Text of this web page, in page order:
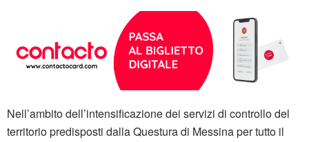
Nell’ambito dell’intensificazione dei servizi di controllo del
territorio predisposti dalla Questura di Messina per tutto il